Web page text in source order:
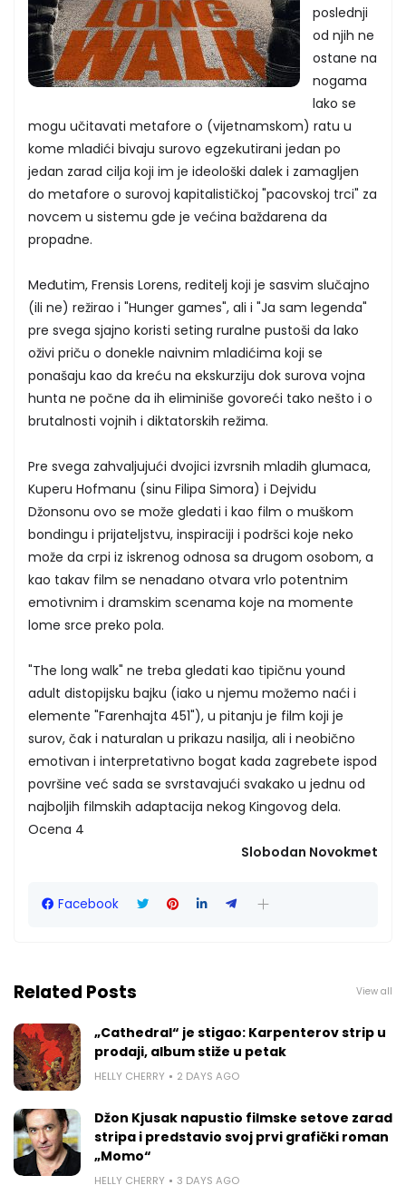
poslednji
od njih ne
ostane na
nogama
lako se
mogu učitavati metafore o (vijetnamskom) ratu u
kome mladići bivaju surovo egzekutirani jedan po
jedan zarad cilja koji im je ideološki dalek i zamagljen
do metafore o surovoj kapitalističkoj "pacovskoj trci" za
novcem u sistemu gde je većina baždarena da
propadne.
Međutim, Frensis Lorens, reditelj koji je sasvim slučajno
(ili ne) režirao i "Hunger games", ali i "Ja sam legenda"
pre svega sjajno koristi seting ruralne pustoši da lako
oživi priču o donekle naivnim mladićima koji se
ponašaju kao da kreću na ekskurziju dok surova vojna
hunta ne počne da ih eliminiše govoreći tako nešto i o
brutalnosti vojnih i diktatorskih režima.
Pre svega zahvaljujući dvojici izvrsnih mladih glumaca,
Kuperu Hofmanu (sinu Filipa Simora) i Dejvidu
Džonsonu ovo se može gledati i kao film o muškom
bondingu i prijateljstvu, inspiraciji i podršci koje neko
može da crpi iz iskrenog odnosa sa drugom osobom, a
kao takav film se nenadano otvara vrlo potentnim
emotivnim i dramskim scenama koje na momente
lome srce preko pola.
"The long walk" ne treba gledati kao tipičnu yound
adult distopijsku bajku (iako u njemu možemo naći i
elemente "Farenhajta 451"), u pitanju je film koji je
surov, čak i naturalan u prikazu nasilja, ali i neobično
emotivan i interpretativno bogat kada zagrebete ispod
površine već sada se svrstavajući svakako u jednu od
najboljih filmskih adaptacija nekog Kingovog dela.
Ocena 4
Slobodan Novokmet
Facebook
Related Posts View all
„Cathedral“ je stigao: Karpenterov strip u
prodaji, album stiže u petak
HELLY CHERRY 2 DAYS AGO
Džon Kjusak napustio filmske setove zarad
stripa i predstavio svoj prvi grafički roman
„Momo“
HELLY CHERRY 3 DAYS AGO